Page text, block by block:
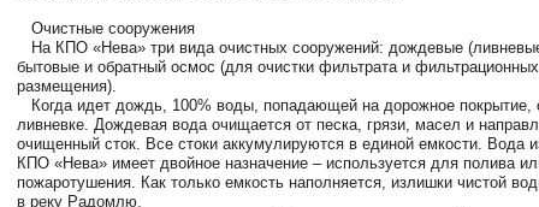
Очистные сооружения
На КПО «Нева» три вида очистных сооружений: дождевые
бытовые и обратный осмос (для очистки фильтрата и
размещения).
Когда идет дождь, 100% воды, попадающей на дорожное покрытие,
ливневке. Дождевая вода очищается от песка, грязи, масел и
очищенный сток. Все стоки аккумулируются в единой емкости. Вода
КПО «Нева» имеет двойное назначение – используется для полива
пожаротушения. Как только емкость наполняется, излишки чистой
в реку Радомлю.